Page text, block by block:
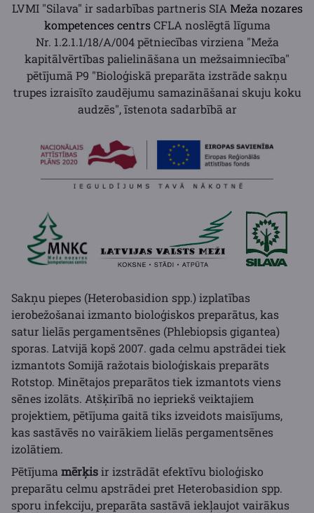
LVMI "Silava" ir sadarbības partneris SIA Meža nozares
kompetences centrsCFLA noslēgtā līguma
Nr. 1.2.1.1/18/A/004 pētniecības virziena "Meža
kapitālvērtības palielināšana un mežsaimniecība"
pētījumā P9 "Bioloģiskā preparāta izstrāde sakņu
trupes izraisīto zaudējumu samazināšanai skuju koku
audzēs", īstenota sadarbībā ar
Sakņu piepes (Heterobasidion spp.) izplatības
ierobežošanai izmanto bioloģiskos preparātus, kas
satur lielās pergamentsēnes (Phlebiopsis gigantea)
sporas. Latvijā kopš 2007. gada celmu apstrādei tiek
izmantots Somijā ražotais bioloģiskais preparāts
Rotstop. Minētajos preparātos tiek izmantots viens
sēnes izolāts. Atšķirībā no iepriekš veiktajiem
projektiem, pētījuma gaitā tiks izveidots maisījums,
kas sastāvēs no vairākiem lielās pergamentsēnes
izolātiem.
Pētījuma mērķisir izstrādāt efektīvu bioloģisko
preparātu celmu apstrādei pret Heterobasidion spp.
sporu infekciju, preparāta sastāvā iekļaujot vairākus